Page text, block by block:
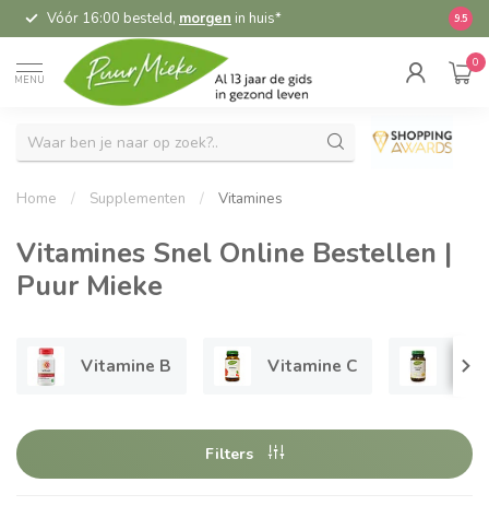
Vóór 16:00 besteld, morgen in huis* 9.5
MENU
0
Home / Supplementen / Vitamines
Vitamines Snel Online Bestellen |
Puur Mieke
Vitamine B Vitamine C
Filters